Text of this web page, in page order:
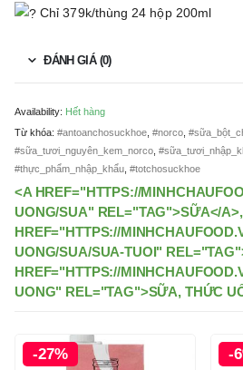
Chỉ 379k/thùng 24 hộp 200ml
ĐÁNH GIÁ (0)
Availability: Hết hàng
Từ khóa: #antoanchosuckhoe, #norco,
#sữa_tươi_nguyên_kem_norco,
#thực_phẩm_nhập_khẩu, #totchosuckhoe
<A HREF="HTTPS://
UONG/SUA" REL="TAG">SỮA</
HREF="HTTPS://
UONG/SUA/SUA-TUOI"
HREF="HTTPS://
UONG" REL="TAG">SỮA, THỨC
-27% -